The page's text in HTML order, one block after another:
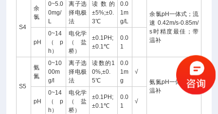
S4
余
氯
0~5.0
0mg/
L
离子选
择电极
法
读数的
±5%;±0.
3℃
0.0
1m
g/L
余氯pH一体式；流
速0.42m/s-0.85m/
s时精度最佳；带
温补
pH
0~14
（p
h）
电化学
（盐
桥）
±0.1PH;
±0.1℃
0.0
1
S5
氨
氮
0~10
00m
g/l
离子选
择电极
法
读数的1
0%,±0.
5℃
0.0
1m
g
√
氨氮pH一体式；带
温补
pH
0~14
（p
h）
电化学
（盐
桥）
±0.1PH;
±0.1℃
0.0
1
√